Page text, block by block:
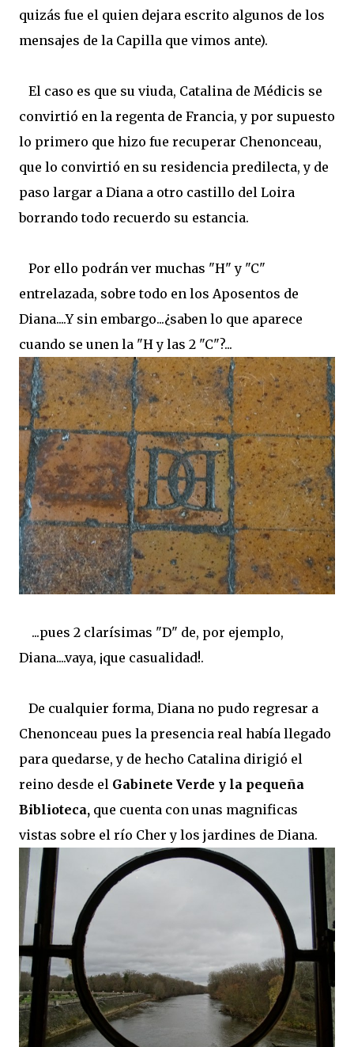
quizás fue el quien dejara escrito algunos de los
mensajes de la Capilla que vimos ante).
El caso es que su viuda, Catalina de Médicis se
convirtió en la regenta de Francia, y por supuesto
lo primero que hizo fue recuperar Chenonceau,
que lo convirtió en su residencia predilecta, y de
paso largar a Diana a otro castillo del Loira
borrando todo recuerdo su estancia.
Por ello podrán ver muchas "H" y "C"
entrelazada, sobre todo en los Aposentos de
Diana....Y sin embargo...¿saben lo que aparece
cuando se unen la "H y las 2 "C"?...
...pues 2 clarísimas "D" de, por ejemplo,
Diana....vaya, ¡que casualidad!.
De cualquier forma, Diana no pudo regresar a
Chenonceau pues la presencia real había llegado
para quedarse, y de hecho Catalina dirigió el
reino desde el Gabinete Verde y la pequeña
Biblioteca, que cuenta con unas magnificas
vistas sobre el río Cher y los jardines de Diana.